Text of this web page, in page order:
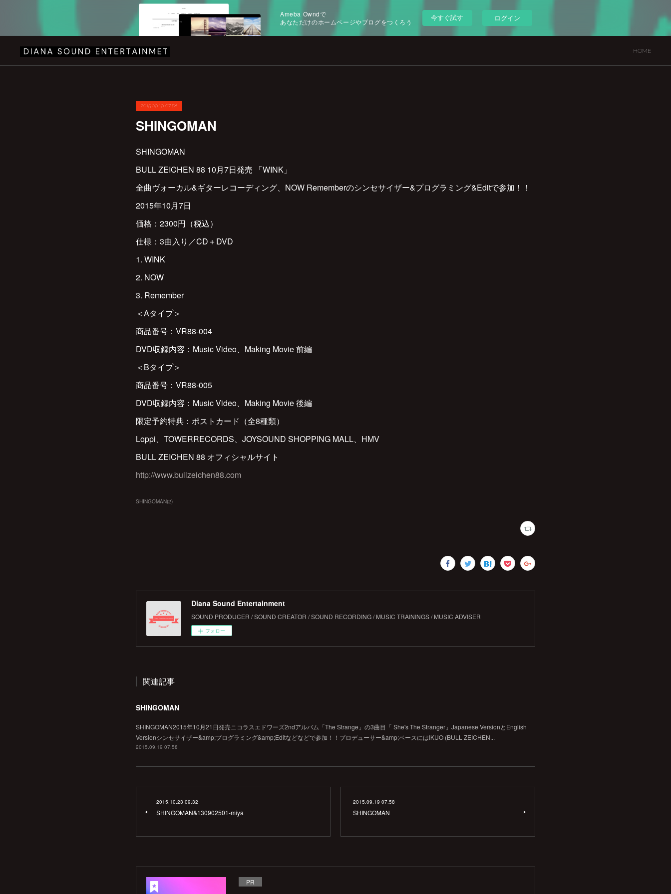
Ameba Owndで
あなただけのホームページやブログをつくろう
今すぐ試す ログイン
HOME
2015.09.19 07:58
SHINGOMAN
SHINGOMAN
BULL ZEICHEN 88 10月7日発売 「WINK」
全曲ヴォーカル&ギターレコーディング、NOW Rememberのシンセサイザー&プログラミング&Editで参加！！
2015年10月7日
価格：2300円（税込）
仕様：3曲入り／CD＋DVD
1. WINK
2. NOW
3. Remember
＜Aタイプ＞
商品番号：VR88-004
DVD収録内容：Music Video、Making Movie 前編
＜Bタイプ＞
商品番号：VR88-005
DVD収録内容：Music Video、Making Movie 後編
限定予約特典：ポストカード（全8種類）
Loppi、TOWERRECORDS、JOYSOUND SHOPPING MALL、HMV
BULL ZEICHEN 88 オフィシャルサイト
http://www.bullzeichen88.com
SHINGOMAN(2)
Diana Sound Entertainment
SOUND PRODUCER / SOUND CREATOR / SOUND RECORDING / MUSIC TRAININGS / MUSIC ADVISER
フォロー
関連記事
SHINGOMAN
SHINGOMAN2015年10月21日発売ニコラスエドワーズ2ndアルバム「The Strange」の3曲目「 She's The Stranger」Japanese VersionとEnglish
Versionシンセサイザー&amp;プログラミング&amp;Editなどなどで参加！！プロデューサー&amp;ベースにはIKUO (BULL ZEICHEN...
2015.09.19 07:58
2015.10.23 09:32
SHINGOMAN&130902501-miya
2015.09.19 07:58
SHINGOMAN
PR